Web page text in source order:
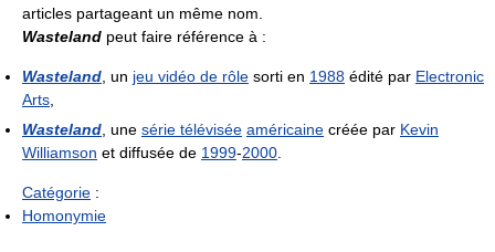
articles partageant un même nom.
Wasteland peut faire référence à :
Wasteland , un jeu vidéo de rôle sorti en 1988 édité par Electronic
Arts
Wasteland , une série télévisée américaine créée par Kevin
Williamson et diffusée de 1999-2000
Catégorie :
Homonymie